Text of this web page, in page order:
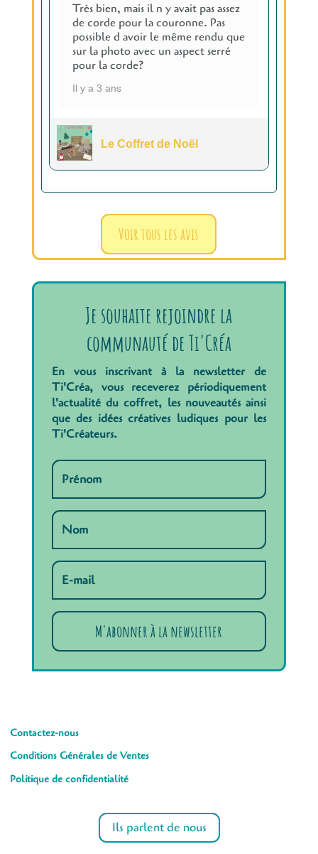
Très bien, mais il n y avait pas assez
de corde pour la couronne. Pas
possible d avoir le même rendu que
sur la photo avec un aspect serré
pour la corde?
Il y a 3 ans
Le Coffret de Noël
Voir tous les avis
Je souhaite rejoindre la
communauté de Ti'Créa
En vous inscrivant à la newsletter de
Ti'Créa, vous receverez périodiquement
l'actualité du coffret, les nouveautés ainsi
que des idées créatives ludiques pour les
Ti'Créateurs.
M'abonner à la newsletter
Contactez-nous
Conditions Générales de Ventes
Politique de confidentialité
Ils parlent de nous